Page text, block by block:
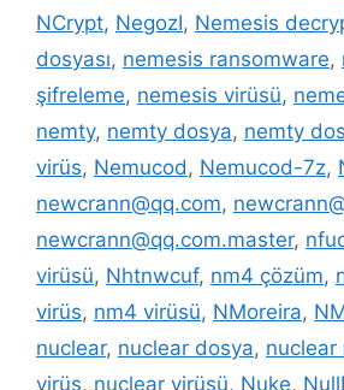
NCrypt, NegozI, Nemesis
dosyası, nemesis ransomware,
şifreleme, nemesis virüsü,
nemty, nemty dosya, nemty
virüs, Nemucod, Nemucod-7z,
newcrann@qq.com,
newcrann@qq.com.master,
virüsü, Nhtnwcuf, nm4 çözüm,
virüs, nm4 virüsü, NMoreira,
nuclear, nuclear dosya, nuclear
virüs, nuclear virüsü, Nuke,